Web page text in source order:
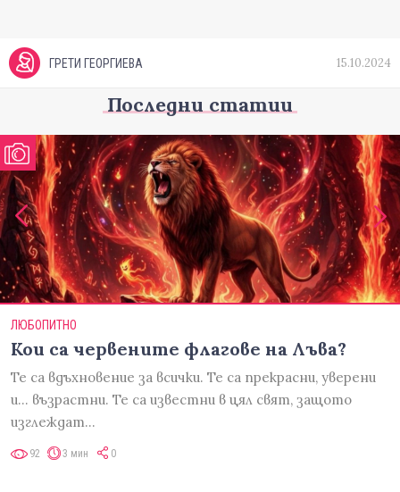
ГРЕТИ ГЕОРГИЕВА 15.10.2024
Последни статии
ЛЮБОПИТНО
Кои са червените флагове на Лъва?
Те са вдъхновение за всички. Те са прекрасни, уверени
и... възрастни. Те са известни в цял свят, защото
изглеждат…
92 3 мин 0